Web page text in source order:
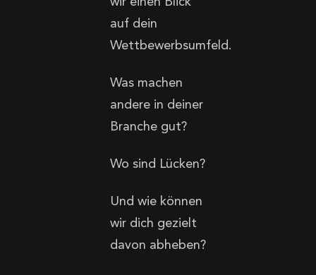
auf dein
Wettbewerbsumfeld.
Was machen
andere in deiner
Branche gut?
Wo sind Lücken?
Und wie können
wir dich gezielt
davon abheben?